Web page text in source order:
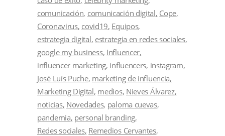
comunicación comunicación digital Cope
Coronavirus covid19 Equipos
estrategia digital estrategia en redes sociales
google my business Influencer
influencer marketing influencers instagram
José Luís Puche marketing de influencia
Marketing Digital medios Nieves Álvarez
noticias Novedades paloma cuevas
pandemia personal branding
Redes sociales Remedios Cervantes